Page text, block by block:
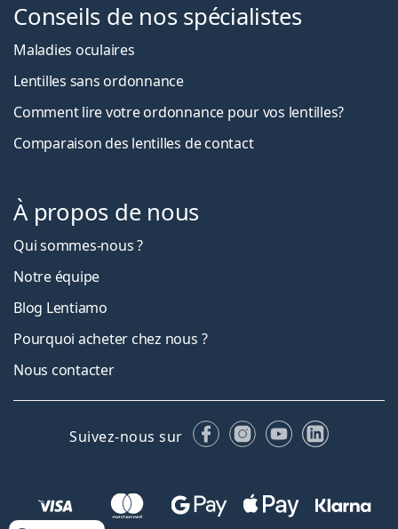
Conseils de nos spécialistes
Maladies oculaires
Lentilles sans ordonnance
Comment lire votre ordonnance pour vos lentilles?
Comparaison des lentilles de contact
À propos de nous
Qui sommes-nous ?
Notre équipe
Blog Lentiamo
Pourquoi acheter chez nous ?
Nous contacter
Suivez-nous sur FacebookInstagram
YouTubeLinkedIn